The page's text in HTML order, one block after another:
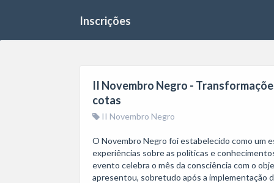
Inscrições
II Novembro Negro -
cotas
II Novembro Negro
O Novembro Negro foi estabelecido como um
experiências sobre as políticas e
evento celebra o mês da consciência com o
apresentou, sobretudo após a implementação